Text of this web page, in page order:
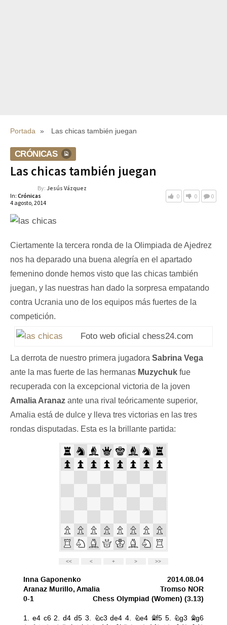
Portada » Las chicas también juegan
CRÓNICAS
Las chicas también juegan
By: Jesús Vázquez
In: Crónicas
4 agosto, 2014
0 0 0
Ciertamente la tercera ronda de la Olimpiada de Ajedrez
nos ha deparado una buena alegría en el apartado
femenino donde hemos visto que las chicas también
juegan, y las nuestras han dado la sorpresa empatando
contra Ucrania uno de los equipos más fuertes de la
competición.
Foto web oficial chess24.com
La derrota de nuestro primera jugadora Sabrina Vega
ante la mas fuerte de las hermanas Muzychuk fue
recuperada con la excepcional victoria de la joven
Amalia Aranaz ante una rival teóricamente superior,
Amalia está de dulce y lleva tres victorias en las tres
rondas disputadas. Esta es la brillante partida: